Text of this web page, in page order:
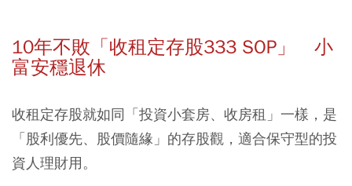
10年不敗「收租定存股333 SOP」 小
富安穩退休
收租定存股就如同「投資小套房、收房租」一樣，是
「股利優先、股價隨緣」的存股觀，適合保守型的投
資人理財用。